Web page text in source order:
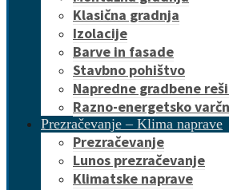
Klasična gradnja
Izolacije
Barve in fasade
Stavbno pohištvo
Napredne gradbene
Razno-energetsko
Prezračevanje – Klima naprave
Prezračevanje
Lunos prezračevanje
Klimatske naprave